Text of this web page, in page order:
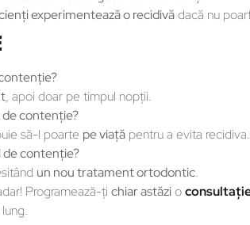
experimentează o recidivădacă nu
, apoi doar pe timpul nopţii.
contenţie?
să-l poarte pe viaţă pentru a evita recidiva.
de contenţie?
un nou tratament ortodontic.
Programează-ți chiar astăzio